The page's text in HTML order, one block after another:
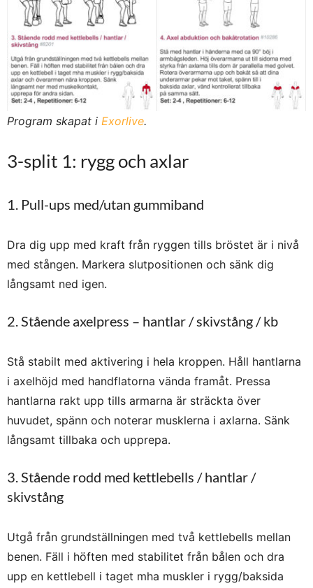
Program skapat i Exorlive.
3-split 1: rygg och axlar
1. Pull-ups med/utan gummiband
Dra dig upp med kraft från ryggen tills bröstet är i nivå
med stången. Markera slutpositionen och sänk dig
långsamt ned igen.
2. Stående axelpress – hantlar / skivstång / kb
Stå stabilt med aktivering i hela kroppen. Håll hantlarna
i axelhöjd med handflatorna vända framåt. Pressa
hantlarna rakt upp tills armarna är sträckta över
huvudet, spänn och noterar musklerna i axlarna. Sänk
långsamt tillbaka och upprepa.
3. Stående rodd med kettlebells / hantlar /
skivstång
Utgå från grundställningen med två kettlebells mellan
benen. Fäll i höften med stabilitet från bålen och dra
upp en kettlebell i taget mha muskler i rygg/baksida